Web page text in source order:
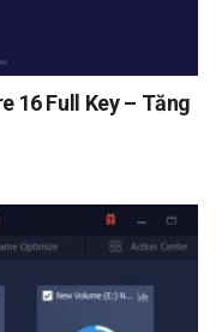
16 Full Key – Tăng